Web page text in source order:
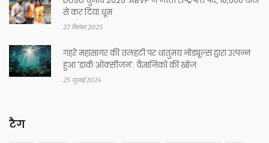
से कर दिया धूम
27 सितंबर 2025
गहरे महासागर की तलहटी पर धातुमय नोड्यूल्स द्वारा उत्पन्न
हुआ 'डार्क ऑक्सीजन': वैज्ञानिकों की खोज
25 जुलाई 2024
टैग